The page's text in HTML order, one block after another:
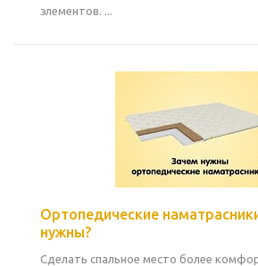
элементов. ...
Ортопедические
нужны?
Сделать спальное место более